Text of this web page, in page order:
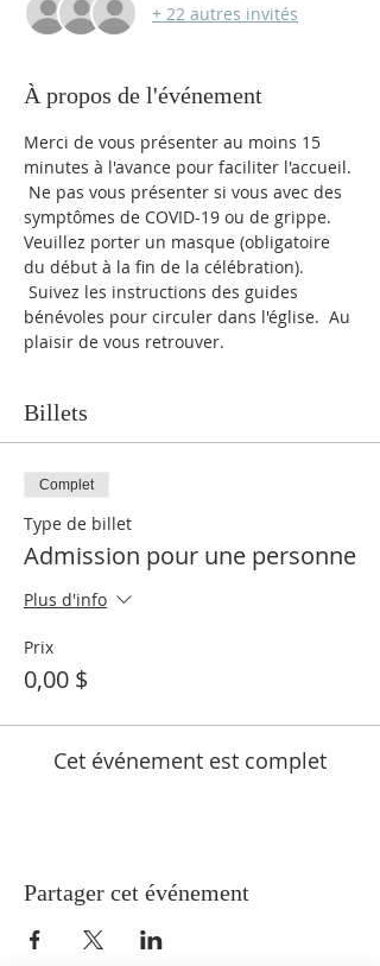
+ 22 autres invités
À propos de l'événement
Merci de vous présenter au moins 15
minutes à l'avance pour faciliter l'accueil.
Ne pas vous présenter si vous avec des
symptômes de COVID-19 ou de grippe.
Veuillez porter un masque (obligatoire
du début à la fin de la célébration).
Suivez les instructions des guides
bénévoles pour circuler dans l'église.  Au
plaisir de vous retrouver.
Billets
Complet
Type de billet
Admission pour une personne
Plus d'info
Prix
0,00 $
Cet événement est complet
Partager cet événement